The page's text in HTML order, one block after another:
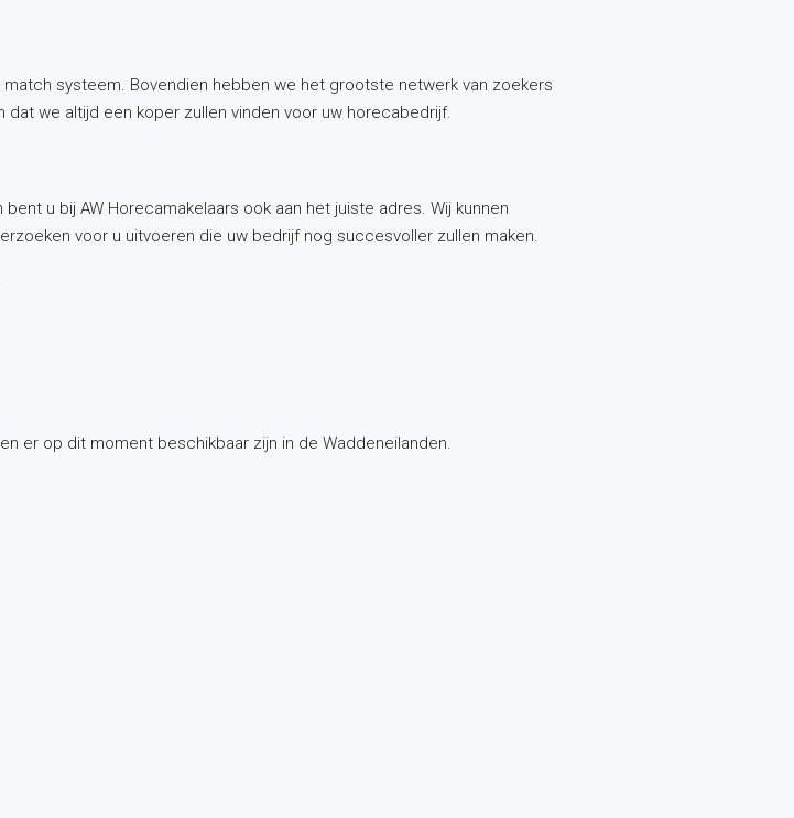
systeem. Bovendien hebben we het grootste netwerk van zoekers
we altijd een koper zullen vinden voor uw horecabedrijf.
u bij AW Horecamakelaars ook aan het juiste adres. Wij kunnen
voor u uitvoeren die uw bedrijf nog succesvoller zullen maken.
er op dit moment beschikbaar zijn in de Waddeneilanden.